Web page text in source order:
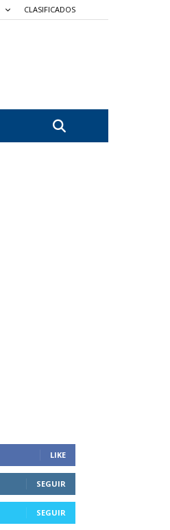
CLASIFICADOS
LIKE
SEGUIR
SEGUIR